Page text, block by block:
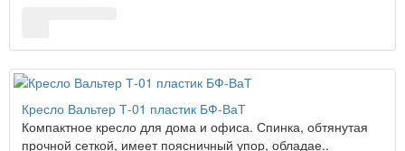
Кресло Вальтер Т-01 пластик БФ-ВаТ
Компактное кресло для дома и офиса. Спинка, обтянутая
прочной сеткой, имеет поясничный упор, обладае..